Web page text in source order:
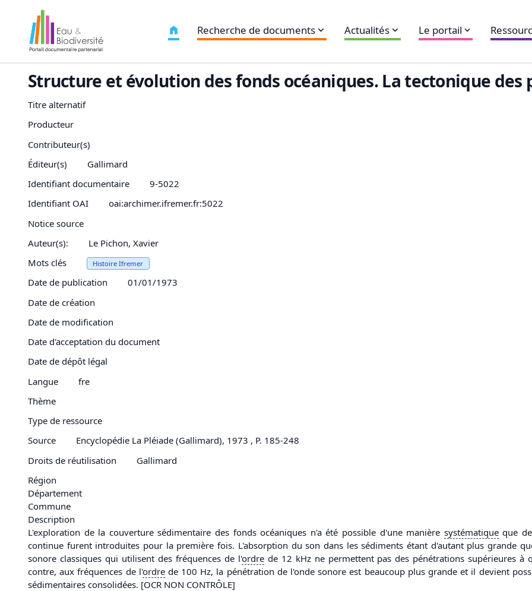
Recherche de documents Actualités Le portail
Structure et évolution des fonds océaniques. La tectonique des
Titre alternatif
Producteur
Contributeur(s)
Éditeur(s)
Gallimard
Identifiant documentaire
9-5022
Identifiant OAI
oai:archimer.ifremer.fr:5022
Notice source
Auteur(s):
Le Pichon, Xavier
Mots clés
Histoire Ifremer
Date de publication
01/01/1973
Date de création
Date de modification
Date d'acceptation du document
Date de dépôt légal
Langue
fre
Thème
Type de ressource
Source
Encyclopédie La Pléiade (Gallimard), 1973 , P. 185-248
Droits de réutilisation
Gallimard
Région
Département
Commune
Description
L'exploration de la couverture sédimentaire des fonds océaniques n'a été possible d'une manière systématiqueque
continue furent introduites pour la première fois. L'absorption du son dans les sédiments étant d'autant plus grande
sonore classiques qui utilisent des fréquences de l'ordrede 12 kHz ne permettent pas des pénétrations supérieures à
contre, aux fréquences de l'ordrede 100 Hz, la pénétration de l'onde sonore est beaucoup plus grande et il devient
sédimentaires consolidées. [OCR NON CONTRÔLE]